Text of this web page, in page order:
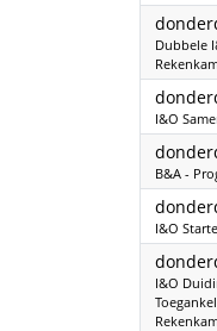
Dubbele
I&O
B&A -
I&O
I&O